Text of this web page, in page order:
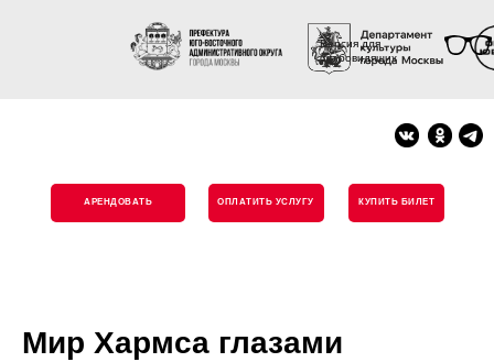
Версия для
слабовидящих
КУПИТЬ БИЛЕТ
АРЕНДОВАТЬ ОПЛАТИТЬ УСЛУГУ
Мир Хармса глазами